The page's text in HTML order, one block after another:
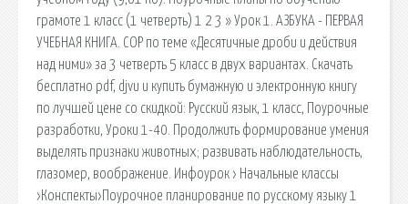
грамоте 1 класс (1 четверть) 1 2 3 » Урок 1. АЗБУКА - ПЕРВАЯ
УЧЕБНАЯ КНИГА. СОР по теме «Десятичные дроби и действия
над ними» за 3 четверть 5 класс в двух вариантах. Скачать
бесплатно pdf, djvu и купить бумажную и электронную книгу
по лучшей цене со скидкой: Русский язык, 1 класс, Поурочные
разработки, Уроки 1-40. Продолжить формирование умения
выделять признаки животных; развивать наблюдательность,
глазомер, воображение. Инфоурок › Начальные классы
›Конспекты›Поурочное планирование по русскому языку 1